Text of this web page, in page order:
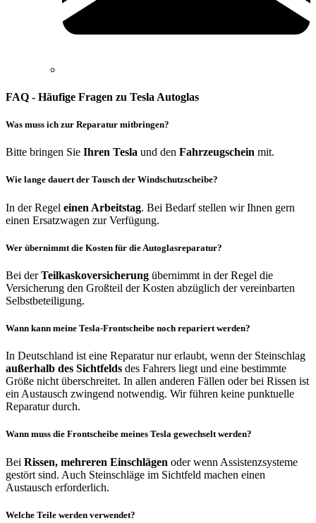
FAQ - Häufige Fragen zu Tesla Autoglas
Was muss ich zur Reparatur mitbringen?
Bitte bringen Sie Ihren Tesla und den Fahrzeugschein mit.
Wie lange dauert der Tausch der Windschutzscheibe?
In der Regel einen Arbeitstag. Bei Bedarf stellen wir Ihnen gern
einen Ersatzwagen zur Verfügung.
Wer übernimmt die Kosten für die Autoglasreparatur?
Bei derTeilkaskoversicherung übernimmt in der Regel die
Versicherung den Großteil der Kosten abzüglich der vereinbarten
Selbstbeteiligung.
Wann kann meine Tesla-Frontscheibe noch repariert werden?
In Deutschland ist eine Reparatur nur erlaubt, wenn der Steinschlag
außerhalb des Sichtfelds des Fahrers liegt und eine bestimmte
Größe nicht überschreitet. In allen anderen Fällen oder bei Rissen ist
ein Austausch zwingend notwendig. Wir führen keine punktuelle
Reparatur durch.
Wann muss die Frontscheibe meines Tesla gewechselt werden?
Bei Rissen, mehreren Einschlägen oder wenn Assistenzsysteme
gestört sind. Auch Steinschläge im Sichtfeld machen einen
Austausch erforderlich.
Welche Teile werden verwendet?